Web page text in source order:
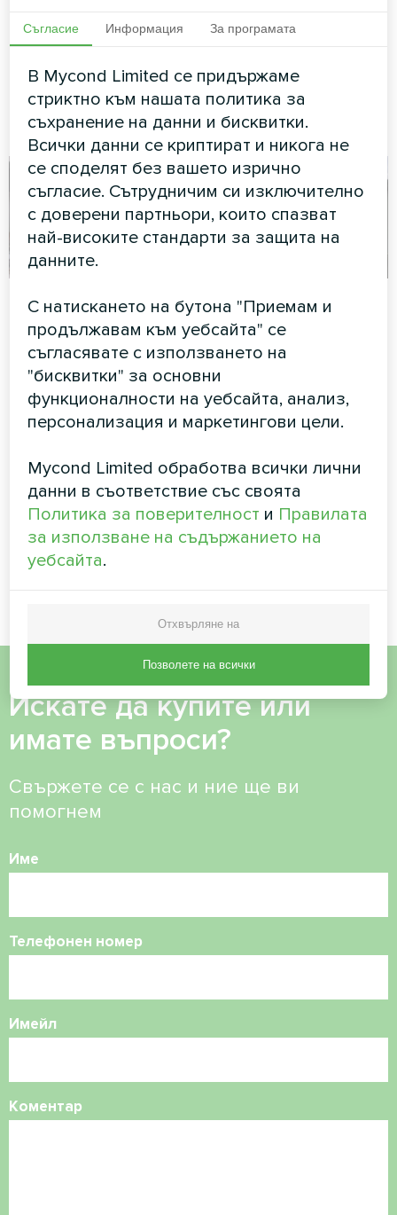
MBasic MHM-U09HL е
сдвоен с буферен
осигуряват ефективно
отопление и охлаждане
през цялата година
Търговска
климатична
система за
търговия,
захранвана от
Mycond Модулна
Надеждно и мащабируемо
климатично решение за
търговски център с голям
трафик, използващо
модулна термопомпа
Планетариум
Сплит термопомпа серия
Arctic Home Smart
Искате да купите или
имате въпроси?
Свържете се с нас и ние ще ви
помогнем
Име
Телефонен номер
Имейл
Коментар
Съгласие Информация За програмата
В Mycond Limited се придържаме
стриктно към нашата политика за
съхранение на данни и бисквитки.
Всички данни се криптират и никога не
се споделят без вашето изрично
съгласие. Сътрудничим си изключително
с доверени партньори, които спазват
най-високите стандарти за защита на
данните.
С натискането на бутона "Приемам и
продължавам към уебсайта" се
съгласявате с използването на
"бисквитки" за основни
функционалности на уебсайта, анализ,
персонализация и маркетингови цели.
Mycond Limited обработва всички лични
данни в съответствие със своята
Политика за поверителност и Правилата
за използване на съдържанието на
уебсайта.
Отхвърляне на
Позволете на всички